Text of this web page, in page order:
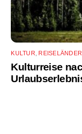
KULTUR, REISELÄNDER
Kulturreise